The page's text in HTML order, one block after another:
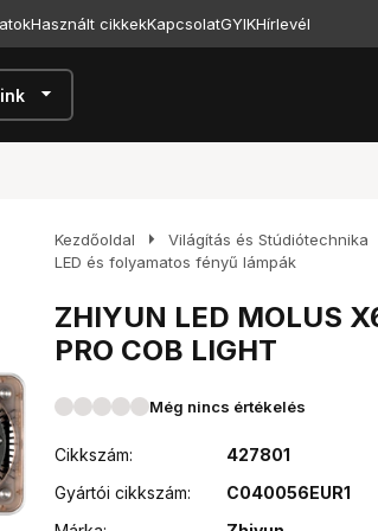
Használt cikkekKapcsolatGYIKHírlevél
arrow_drop_down
Kezdőoldal arrow_right Világítás és Stúdiótechnika
LED és folyamatos fényű lámpák
ZHIYUN LED MOLUS
PRO COB LIGHT
Még nincs értékelés
Cikkszám:
427801
Gyártói cikkszám:
C040056EUR1